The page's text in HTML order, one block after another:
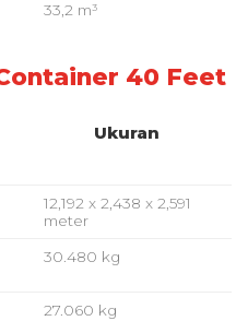
33,2 m³
40 Feet
Ukuran
12,192 x 2,438 x 2,591
meter
30.480 kg
27.060 kg